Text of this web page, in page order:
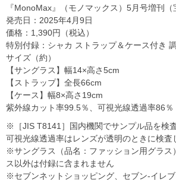
『MonoMax』（モノマックス）5月号増刊（
発売日：2025年4月9日
価格：1,390円（税込）
特別付録：シャカ ストラップ＆ケース付き
サイズ（約）
【サングラス】幅14×高さ5cm
【ストラップ】全長66cm
【ケース】幅8×高さ19cm
紫外線カット率99.5％、可視光線透過率86％
※［JIS T8141］国内機関でサンプル品を検
可視光線透過率はレンズが透明のときに検査
※サングラス（品名：ファッション用グラス
ス以外は付録に含まれません
※セブンネットショッピング、セブン‐イレ